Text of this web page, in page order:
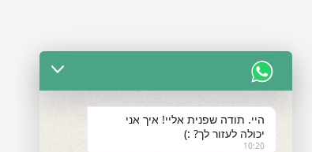
היי. תודה שפנית אליי! איך אני
יכולה לעזור לך? :)
10:20